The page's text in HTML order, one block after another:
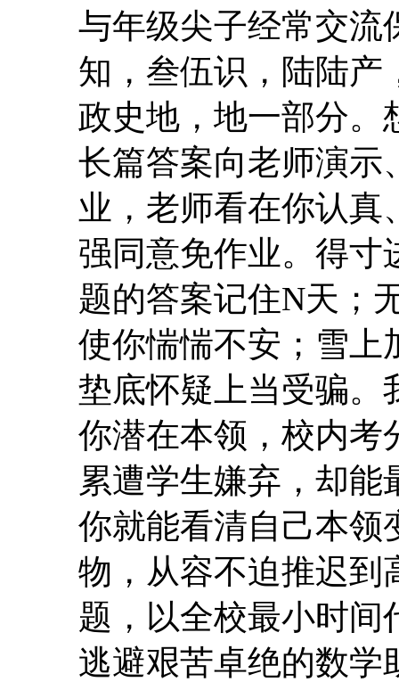
与年级尖子经常交流
知，叁伍识，陆陆产
政史地，地一部分。
长篇答案向老师演示
业，老师看在你认真
强同意免作业。得寸
题的答案记住N天；
使你惴惴不安；雪上
垫底怀疑上当受骗。
你潜在本领，校内考
累遭学生嫌弃，却
你就能看清自己本领
物，从容不迫推迟到
题，以全校最小时间
逃避艰苦卓绝的数学